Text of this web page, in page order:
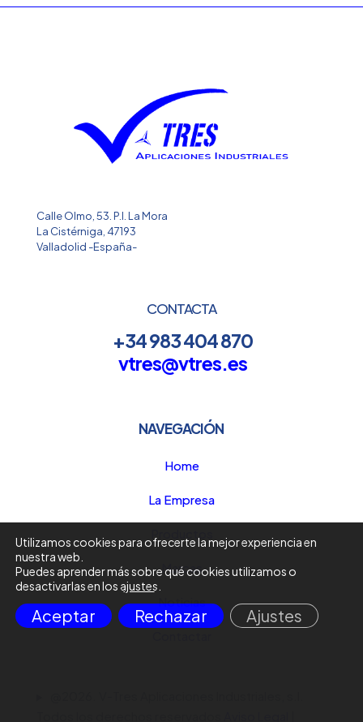
Calle Olmo, 53. P.I. La Mora
La Cistérniga, 47193
Valladolid -España-
CONTACTA
+34 983 404 870
vtres@vtres.es
NAVEGACIÓN
Home
La Empresa
Marcas
Noticias
Utilizamos cookies para ofrecerte la mejor experiencia en
nuestra web.
Puedes aprender más sobre qué cookies utilizamos o
desactivarlas en los ajustes
Aceptar Rechazar Ajustes